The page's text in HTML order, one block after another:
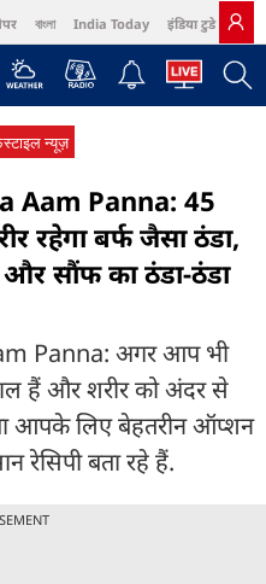
বাংলা India Today इंडिया टुडे हिंदी
Harper's Bazaar Northeast
न्यूज़
Aam Panna: 45
रहेगा बर्फ जैसा ठंडा,
सौंफ का ठंडा-ठंडा
Panna: अगर आप भी
हैं और शरीर को अंदर से
आपके लिए बेहतरीन ऑप्शन
रेसिपी बता रहे हैं.